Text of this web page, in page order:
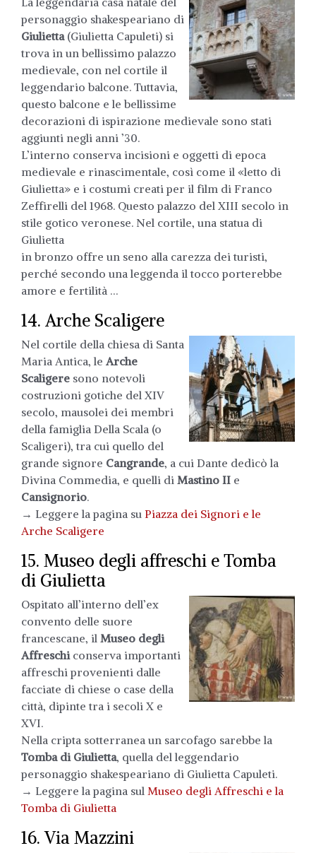
personaggio shakespeariano di
Giulietta(Giulietta Capuleti) si
trova in un bellissimo palazzo
medievale, con nel cortile il
leggendario balcone. Tuttavia,
questo balcone e le bellissime
decorazioni di ispirazione medievale sono stati
aggiunti negli anni ’30.
L’interno conserva incisioni e oggetti di epoca
medievale e rinascimentale, così come il «letto di
Giulietta» e i costumi creati per il film di Franco
Zeffirelli del 1968. Questo palazzo del XIII secolo in
stile gotico veronese. Nel cortile, una statua di
Giulietta
in bronzo offre un seno alla carezza dei turisti,
perché secondo una leggenda il tocco porterebbe
amore e fertilità …
14. Arche Scaligere
Nel cortile della chiesa di Santa
Maria Antica, le Arche
Scaligere sono notevoli
costruzioni gotiche del XIV
secolo, mausolei dei membri
della famiglia Della Scala (o
Scaligeri), tra cui quello del
grande signore Cangrande, a cui Dante dedicò la
Divina Commedia, e quelli di Mastino II e
Cansignorio.
→ Leggere la pagina su Piazza dei Signori e le
Arche Scaligere
15. Museo degli affreschi e Tomba
di Giulietta
Ospitato all’interno dell’ex
convento delle suore
francescane, il Museo degli
Affreschi conserva importanti
affreschi provenienti dalle
facciate di chiese o case della
città, dipinte tra i secoli X e
XVI.
Nella cripta sotterranea un sarcofago sarebbe la
Tomba di Giulietta, quella del leggendario
personaggio shakespeariano di Giulietta Capuleti.
→ Leggere la pagina sul Museo degli Affreschi e la
Tomba di Giulietta
16. Via Mazzini